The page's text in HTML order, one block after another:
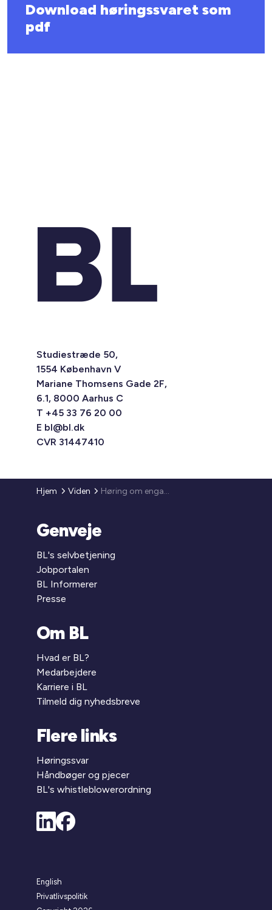
Download høringssvaret som
pdf
Studiestræde 50,
1554 København V
Mariane Thomsens Gade 2F,
6.1, 8000 Aarhus C
T +45 33 76 20 00
E bl@bl.dk
CVR 31447410
Hjem Viden Høring om engangstilskud til etablering af særligt billige almene familieboliger og tilskud til midlertidig nedsættelse af huslejen i almene familieboliger - ændring af bekendtgørelse
Genveje
BL's selvbetjening
Jobportalen
BL Informerer
Presse
Om BL
Hvad er BL?
Medarbejdere
Karriere i BL
Tilmeld dig nyhedsbreve
Flere links
Høringssvar
Håndbøger og pjecer
BL's whistleblowerordning
English
Privatlivspolitik